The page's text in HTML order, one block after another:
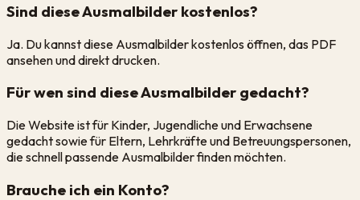
Sind diese Ausmalbilder kostenlos?
Ja. Du kannst diese Ausmalbilder kostenlos öffnen, das PDF
ansehen und direkt drucken.
Für wen sind diese Ausmalbilder gedacht?
Die Website ist für Kinder, Jugendliche und Erwachsene
gedacht sowie für Eltern, Lehrkräfte und Betreuungspersonen,
die schnell passende Ausmalbilder finden möchten.
Brauche ich ein Konto?